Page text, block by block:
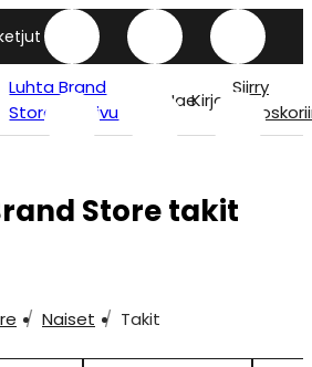
Luhta Brand
Store etusivu
HaeKirjaudu
Siirry
Store takit
Naiset Takit